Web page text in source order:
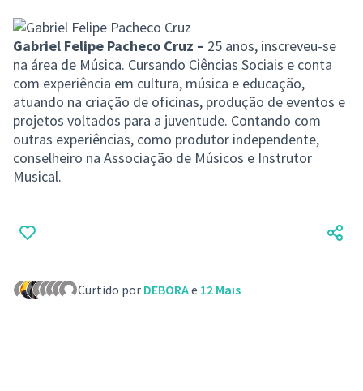
Gabriel Felipe Pacheco Cruz – 25 anos, inscreveu-se
na área de Música. Cursando Ciências Sociais e conta
com experiência em cultura, música e educação,
atuando na criação de oficinas, produção de eventos e
projetos voltados para a juventude. Contando com
outras experiências, como produtor independente,
conselheiro na Associação de Músicos e Instrutor
Musical.
Curtido por DEBORAe 12 Mais